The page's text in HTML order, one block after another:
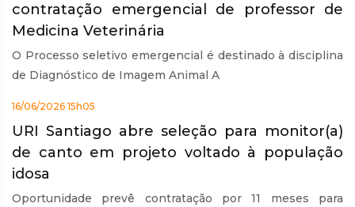
contratação emergencial de professor de
Medicina Veterinária
O Processo seletivo emergencial é destinado à disciplina
de Diagnóstico de Imagem Animal A
16/06/2026 15h05
URI Santiago abre seleção para monitor(a)
de canto em projeto voltado à população
idosa
Oportunidade prevê contratação por 11 meses para